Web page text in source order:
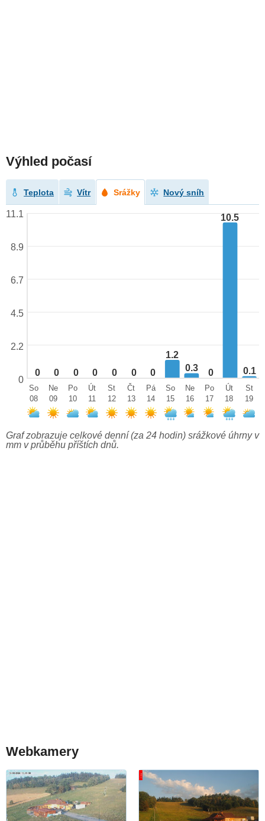
Výhled počasí
Teplota Vítr Srážky Nový sníh
0 0 0 0 0 0 0
1.2
0.3
0
10.5
0.1
11.1
8.9
6.7
4.5
2.2
0
So
08
Ne
09
Po
10
Út
11
St
12
Čt
13
Pá
14
So
15
Ne
16
Po
17
Út
18
St
19
Graf zobrazuje celkové denní (za 24 hodin) srážkové úhrny v
mm v průběhu příštích dnů.
Webkamery